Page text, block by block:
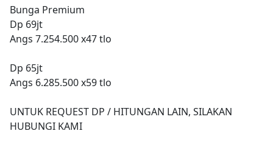
Bunga Premium
Dp 69jt
Angs 7.254.500 x47 tlo
Dp 65jt
Angs 6.285.500 x59 tlo
UNTUK REQUEST DP / HITUNGAN LAIN, SILAKAN
HUBUNGI KAMI